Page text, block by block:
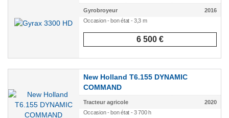
Gyrobroyeur
2016
Occasion - bon état - 3,3 m
6 500 €
New Holland T6.155 DYNAMIC
COMMAND
Tracteur agricole
2020
Occasion - bon état - 3 700 h